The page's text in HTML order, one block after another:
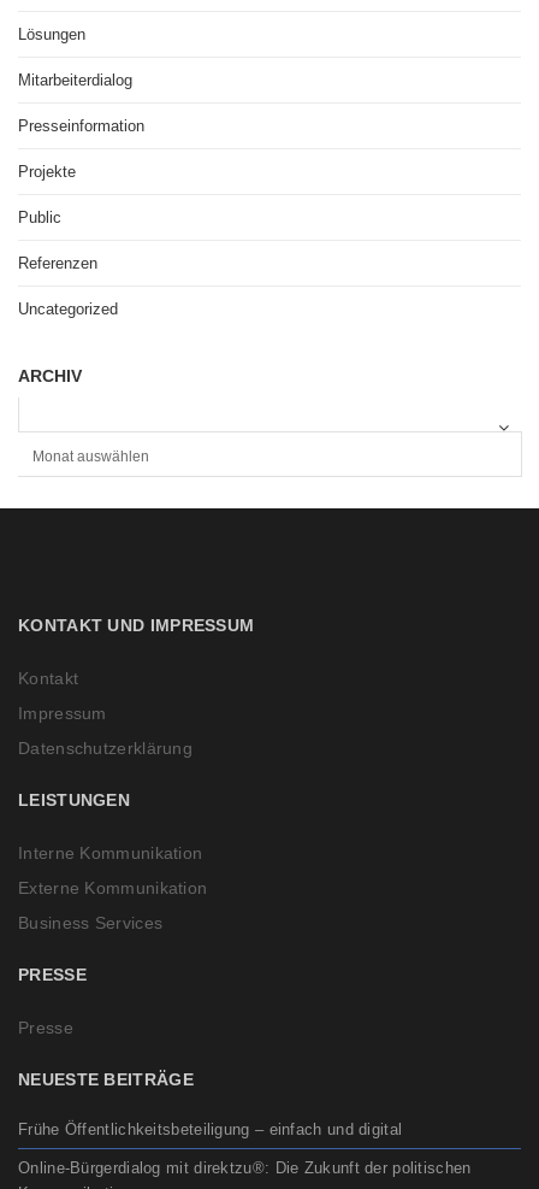
Lösungen
Mitarbeiterdialog
Presseinformation
Projekte
Public
Referenzen
Uncategorized
ARCHIV
C
H
KONTAKT UND IMPRESSUM
Kontakt
Impressum
Datenschutzerklärung
LEISTUNGEN
Interne Kommunikation
Externe Kommunikation
Business Services
PRESSE
Presse
NEUESTE BEITRÄGE
Frühe Öffentlichkeitsbeteiligung – einfach und digital
Online-Bürgerdialog mit direktzu®: Die Zukunft der politischen